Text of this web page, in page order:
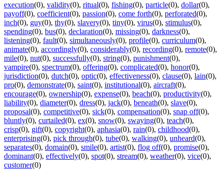
execution(0), validity(0), ritual(0), fishing(0), particle(0), dollar(0),
payoff(0), coefficient(0), passion(0), come forth(0), perforated(0),
inch(0), guy(0), thy(0), slavery(0), tiny(0), virus(0), stimulus(0),
spending(0), bus(0), declaration(0), missing(0), darkness(0),
listening(0), fault(0), simultaneously(0), profile(0), curriculum(0),
animate(0), accordingly(0), considerably(0), recording(0), remote(0),
mile(0), nut(0), successfully(0), string(0), punishment(0),
vampire(0), spectrum(0), offering(0), complicated(0), honor(0),
jurisdiction(0), dutch(0), optic(0), effectiveness(0), clause(0), lain(0),
pro(0), demonstrate(0), saint(0), institutional(0), aircraft(0),
encourage(0), ownership(0), expense(0), beach(0), productivity(0),
liability(0), diameter(0), dress(0), jack(0), beneath(0), slave(0),
proposal(0), competitive(0), sick(0), compensation(0), snap off(0),
bluntly(0), curtailed(0), ex(0), snow(0), swaying(0), teach(0),
crisp(0), gift(0), copyright(0), aphasia(0), rain(0), childhood(0),
enterprising(0), pick through(0), tube(0), walking(0), unheard(0),
separates(0), domain(0), smile(0), artist(0), flog off(0), promise(0),
dominant(0), effectively(0), spot(0), stream(0), weather(0), vice(0),
customer(0)